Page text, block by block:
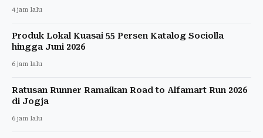
4 jam lalu
Produk Lokal Kuasai 55 Persen Katalog Sociolla
hingga Juni 2026
6 jam lalu
Ratusan Runner Ramaikan Road to Alfamart Run 2026
di Jogja
6 jam lalu